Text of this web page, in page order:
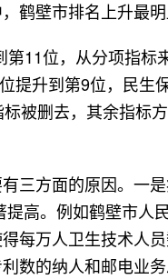
鹤壁市排名上升最明
11位，从分项指标
提升到第9位，民生
被删去，其余指标
三方面的原因。一
高。例如鹤壁市人
每万人卫生技术人
数的纳人和邮电业